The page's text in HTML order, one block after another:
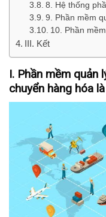
8. Hệ thống
9. Phần mềm
10. Phần
III. Kết
I. Phần mềm quản
chuyển hàng hóa